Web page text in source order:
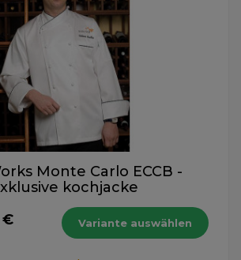
Monte Carlo ECCB -
kochjacke
€
Variante auswählen